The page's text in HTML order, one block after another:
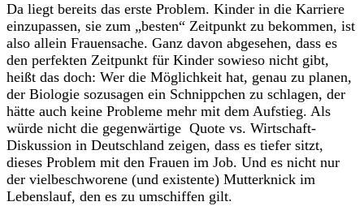
Da liegt bereits das erste Problem. Kinder in die Karriere
einzupassen, sie zum „besten“ Zeitpunkt zu bekommen, ist
also allein Frauensache. Ganz davon abgesehen, dass es
den perfekten Zeitpunkt für Kinder sowieso nicht gibt,
heißt das doch: Wer die Möglichkeit hat, genau zu planen,
der Biologie sozusagen ein Schnippchen zu schlagen, der
hätte auch keine Probleme mehr mit dem Aufstieg. Als
würde nicht die gegenwärtige Quote vs. Wirtschaft-
Diskussion in Deutschland zeigen, dass es tiefer sitzt,
dieses Problem mit den Frauen im Job. Und es nicht nur
der vielbeschworene (und existente) Mutterknick im
Lebenslauf, den es zu umschiffen gilt.